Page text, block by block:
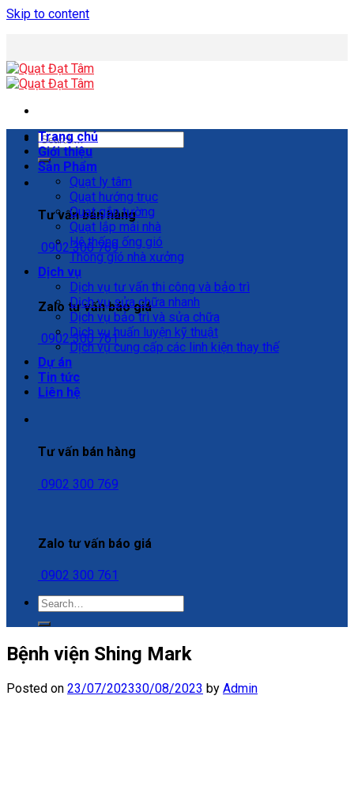
Skip to content
Tư vấn bán hàng
0902 300 769
Zalo tư vấn báo giá
0902 300 761
Trang chủ
Giới thiệu
Sản Phẩm
Quạt ly tâm
Quạt hướng trục
Quạt gắn tường
Quạt lắp mái nhà
Hệ thống ống gió
Thông gió nhà xưởng
Dịch vụ
Dịch vụ tư vấn thi công và bảo trì
Dịch vụ sửa chữa nhanh
Dịch vụ bảo trì và sửa chữa
Dịch vụ huấn luyện kỹ thuật
Dịch vụ cung cấp các linh kiện thay thế
Dự án
Tin tức
Liên hệ
Tư vấn bán hàng
0902 300 769
Zalo tư vấn báo giá
0902 300 761
Bệnh viện Shing Mark
Posted on 23/07/202330/08/2023 by Admin